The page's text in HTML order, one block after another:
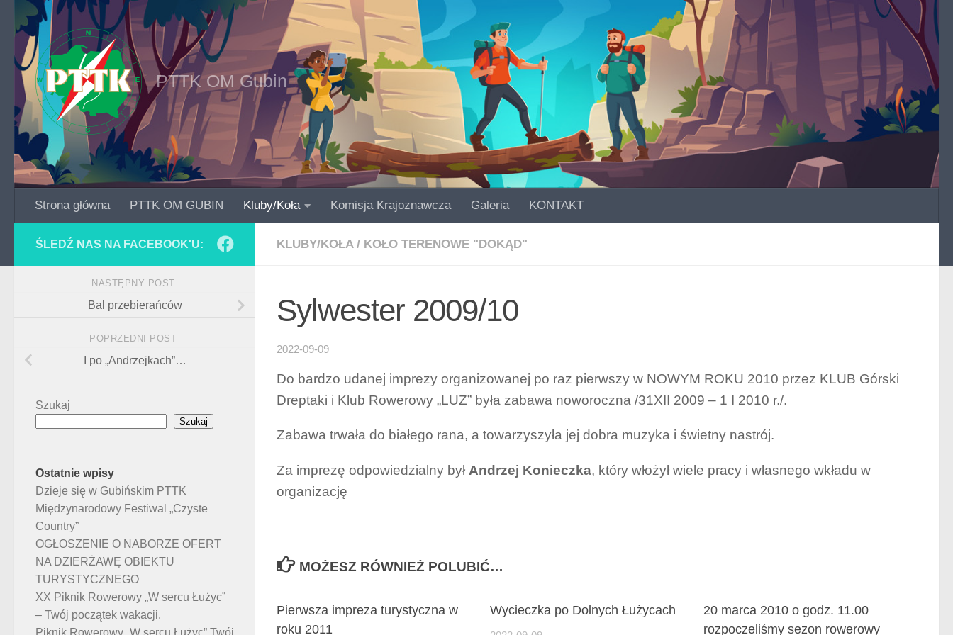
Skip to content
PTTK OM Gubin
Strona główna PTTK OM GUBIN Kluby/Koła Komisja Krajoznawcza Galeria KONTAKT
KLUBY/KOŁA / KOŁO TERENOWE "DOKĄD"
Sylwester 2009/10
2022-09-09
Do bardzo udanej imprezy organizowanej po raz pierwszy w NOWYM ROKU 2010 przez KLUB Górski
Dreptaki i Klub Rowerowy „LUZ” była zabawa noworoczna /31XII 2009 – 1 I 2010 r./.
Zabawa trwała do białego rana, a towarzyszyła jej dobra muzyka i świetny nastrój.
Za imprezę odpowiedzialny był Andrzej Konieczka, który włożył wiele pracy i własnego wkładu w
organizację
MOŻESZ RÓWNIEŻ POLUBIĆ…
Pierwsza impreza turystyczna w
roku 2011
Wycieczka po Dolnych Łużycach
20 marca 2010 o godz. 11.00
rozpoczeliśmy sezon rowerowy
ŚLEDŹ NAS NA FACEBOOK'U:
NASTĘPNY POST
Bal przebierańców
POPRZEDNI POST
I po „Andrzejkach”…
Szukaj
Szukaj
Ostatnie wpisy
Dzieje się w Gubińskim PTTK
Międzynarodowy Festiwal „Czyste
Country”
OGŁOSZENIE O NABORZE OFERT
NA DZIERŻAWĘ OBIEKTU
TURYSTYCZNEGO
XX Piknik Rowerowy „W sercu Łużyc”
– Twój początek wakacji.